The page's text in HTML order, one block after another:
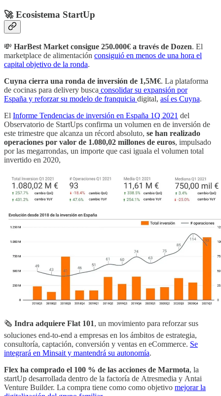
🚀 Ecosistema StartUp
💸 HarBest Market consigue 250.000€ a través de Dozen. El
marketplace de alimentación consiguió en menos de una hora el
capital objetivo de la ronda.
Cuyna cierra una ronda de inversión de 1,5M€. La plataforma
de cocinas para delivery busca consolidar su expansión por
España y reforzar su modelo de franquicia digital, así es Cuyna.
El Informe Tendencias de inversión en España 1Q 2021 del
Observatorio de StartUps confirma un volumen en de inversión de
este trimestre que alcanza un récord absoluto, se han realizado
operaciones por valor de 1.080,02 millones de euros, impulsado
por las megarrondas, un importe que casi iguala el volumen total
invertido en 2020,
🗞 Indra adquiere Flat 101, un movimiento para reforzar sus
soluciones end-to-end a empresas en los ámbitos de estrategia,
consultoría, captación, conversión y ventas en eCommerce. Se
integrará en Minsait y mantendrá su autonomía.
Flex ha comprado el 100 % de las acciones de Marmota, la
startUp desarrollada dentro de la factoría de Atresmedia y Antai
Venture Builder. La compra tiene como como objetivo mejorar la